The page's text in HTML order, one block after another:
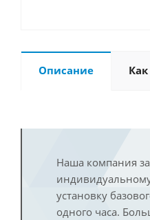
Описание
Наша компания
индивидуальному
установку
одного часа.